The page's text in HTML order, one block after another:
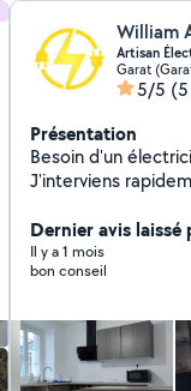
Artisan
Garat
5/5
Présentation
Besoin d'un
J'interviens
: dépannage en
électriques,
de pannes. Artisan électricien autoentrepreneur, je
efficace. Devis
sécurité et votre
Contactez-moi dès
Dernier avis laissé
Il y a 1 mois
bon conseil